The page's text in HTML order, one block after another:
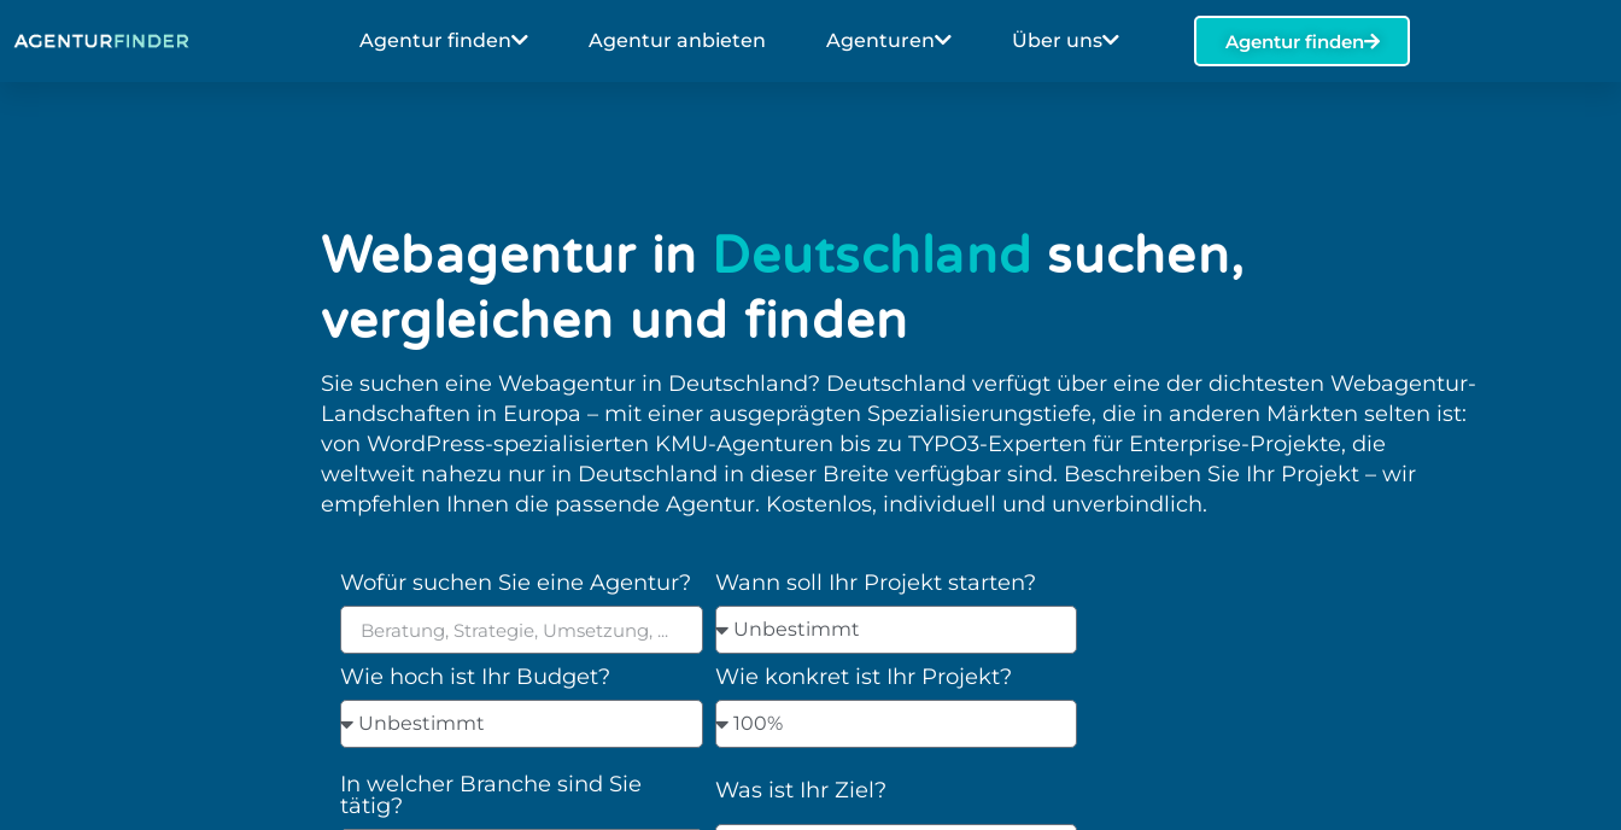
Agentur finden Agentur anbieten Agenturen Über uns Agentur finden
Webagentur in Deutschland suchen,
vergleichen und finden
Sie suchen eine Webagentur in Deutschland? Deutschland verfügt über eine der dichtesten Webagentur-
Landschaften in Europa – mit einer ausgeprägten Spezialisierungstiefe, die in anderen Märkten selten ist:
von WordPress-spezialisierten KMU-Agenturen bis zu TYPO3-Experten für Enterprise-Projekte, die
weltweit nahezu nur in Deutschland in dieser Breite verfügbar sind. Beschreiben Sie Ihr Projekt – wir
empfehlen Ihnen die passende Agentur. Kostenlos, individuell und unverbindlich.
Wofür suchen Sie eine Agentur? Wann soll Ihr Projekt starten?
Wie hoch ist Ihr Budget? Wie konkret ist Ihr Projekt?
In welcher Branche sind Sie
tätig?
Was ist Ihr Ziel?